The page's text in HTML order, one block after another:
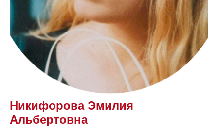
Никифорова Эмилия
Альбертовна